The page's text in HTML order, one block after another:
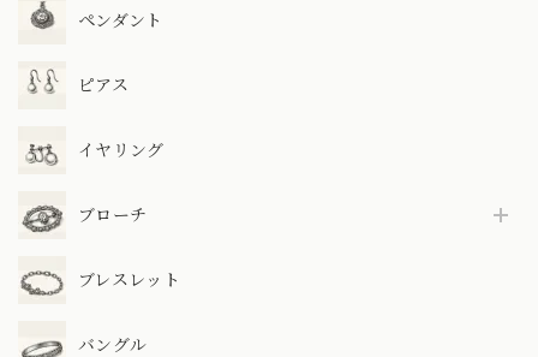
ペンダント
ピアス
イヤリング
ブローチ
ブレスレット
バングル